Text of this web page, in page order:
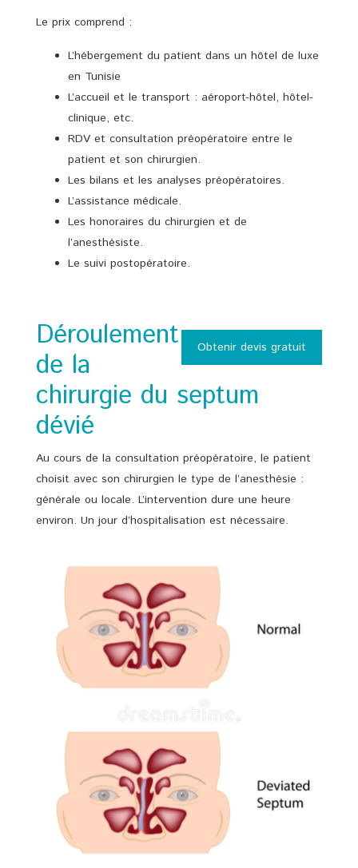
Le prix comprend :
L’hébergement du patient dans un hôtel de luxe
en Tunisie
L’accueil et le transport : aéroport-hôtel, hôtel-
clinique, etc.
RDV et consultation préopératoire entre le
patient et son chirurgien.
Les bilans et les analyses préopératoires.
L’assistance médicale.
Les honoraires du chirurgien et de
l’anesthésiste.
Le suivi postopératoire.
Obtenir devis gratuit
Déroulement
de la
chirurgie du septum
dévié
Au cours de la consultation préopératoire, le patient
choisit avec son chirurgien le type de l’anesthésie :
générale ou locale. L’intervention dure une heure
environ. Un jour d’hospitalisation est nécessaire.